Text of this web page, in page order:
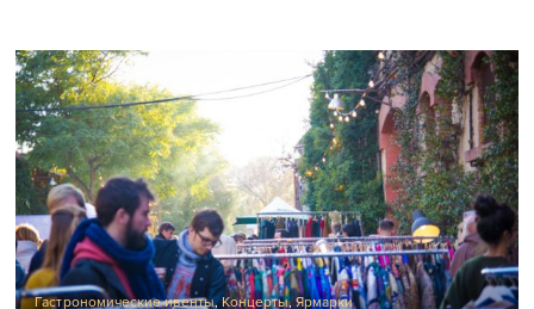
Гастрономические ивенты,Концерты,Ярмарки